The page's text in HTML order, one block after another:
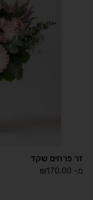
זר פרחים שקד
מ- ₪170.00